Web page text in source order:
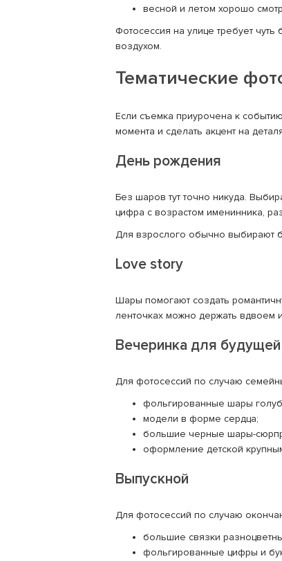
весной и летом хорошо
Фотосессия на улице требует
воздухом.
Тематические
Если съемка приурочена к
момента и сделать акцент на
День рождения
Без шаров тут точно никуда.
цифра с возрастом именинника,
Для взрослого обычно выбирают
Love story
Шары помогают создать
ленточках можно держать вдвоем
Вечеринка для
Для фотосессий по случаю
фольгированные шары
модели в форме сердца;
большие черные шары-
оформление детской
Выпускной
Для фотосессий по случаю
большие связки
фольгированные цифры и